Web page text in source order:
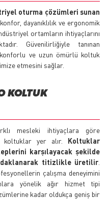
oturma çözümleri sunan
dayanıklılık ve ergonomik
ortamların ihtiyaçlarını
Güvenilirliğiyle tanınan
ve uzun ömürlü koltuk
etmesini sağlar.
KOLTUK
mesleki ihtiyaçlara göre
koltuklar yer alır. Koltuklar
karşılayacak şekilde
titizlikle üretilir
çalışma deneyimini
yönelik ağır hizmet tipi
kadar oldukça geniş bir